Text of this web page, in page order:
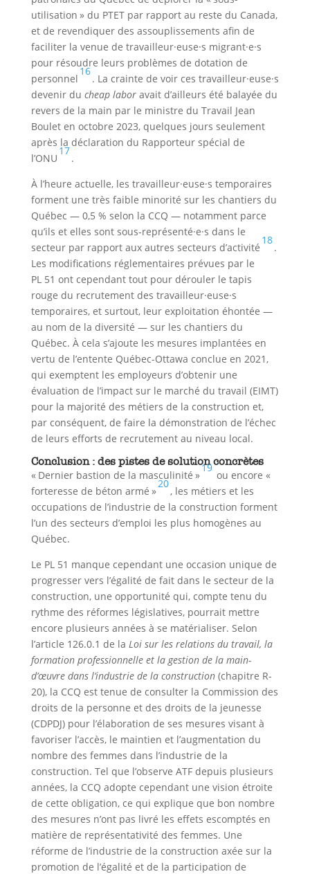
utilisation » du PTET par rapport au reste du Canada,
et de revendiquer des assouplissements afin de
faciliter la venue de travailleur·euse·s migrant·e·s
pour résoudre leurs problèmes de dotation de
personnel
16
. La crainte de voir ces travailleur·euse·s
devenir du cheap laboravait d’ailleurs été balayée du
revers de la main par le ministre du Travail Jean
Boulet en octobre 2023, quelques jours seulement
après la déclaration du Rapporteur spécial de
l’ONU
17
.
À l’heure actuelle, les travailleur·euse·s temporaires
forment une très faible minorité sur les chantiers du
Québec — 0,5 % selon la CCQ — notamment parce
qu’ils et elles sont sous-représenté·e·s dans le
secteur par rapport aux autres secteurs d’activité
18
.
Les modifications réglementaires prévues par le
PL 51 ont cependant tout pour dérouler le tapis
rouge du recrutement des travailleur·euse·s
temporaires, et surtout, leur exploitation éhontée —
au nom de la diversité — sur les chantiers du
Québec. À cela s’ajoute les mesures implantées en
vertu de l’entente Québec-Ottawa conclue en 2021,
qui exemptent les employeurs d’obtenir une
évaluation de l’impact sur le marché du travail (EIMT)
pour la majorité des métiers de la construction et,
par conséquent, de faire la démonstration de l’échec
de leurs efforts de recrutement au niveau local.
Conclusion : des pistes de solution concrètes
« Dernier bastion de la masculinité »
19
ou encore «
forteresse de béton armé »
20
, les métiers et les
occupations de l’industrie de la construction forment
l’un des secteurs d’emploi les plus homogènes au
Québec.
Le PL 51 manque cependant une occasion unique de
progresser vers l’égalité de fait dans le secteur de la
construction, une opportunité qui, compte tenu du
rythme des réformes législatives, pourrait mettre
encore plusieurs années à se matérialiser. Selon
l’article 126.0.1 de la Loi sur les relations du travail, la
formation professionnelle et la gestion de la main-
d’œuvre dans l’industrie de la construction(chapitre R-
20), la CCQ est tenue de consulter la Commission des
droits de la personne et des droits de la jeunesse
(CDPDJ) pour l’élaboration de ses mesures visant à
favoriser l’accès, le maintien et l’augmentation du
nombre des femmes dans l’industrie de la
construction. Tel que l’observe ATF depuis plusieurs
années, la CCQ adopte cependant une vision étroite
de cette obligation, ce qui explique que bon nombre
des mesures n’ont pas livré les effets escomptés en
matière de représentativité des femmes. Une
réforme de l’industrie de la construction axée sur la
promotion de l’égalité et de la participation de